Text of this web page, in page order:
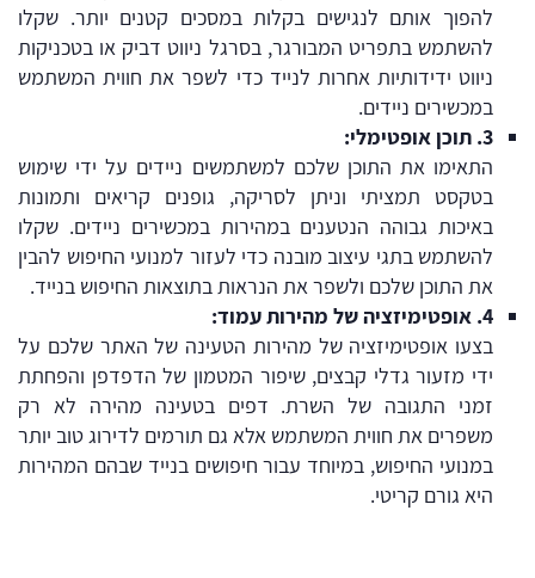
להפוך אותם לנגישים בקלות במסכים קטנים יותר. שקלו
להשתמש בתפריט המבורגר, בסרגל ניווט דביק או בטכניקות
ניווט ידידותיות אחרות לנייד כדי לשפר את חווית המשתמש
במכשירים ניידים.
3
. תוכן אופטימלי:
התאימו את התוכן שלכם למשתמשים ניידים על ידי שימוש
בטקסט תמציתי וניתן לסריקה, גופנים קריאים ותמונות
באיכות גבוהה הנטענים במהירות במכשירים ניידים. שקלו
להשתמש בתגי עיצוב מובנה כדי לעזור למנועי החיפוש להבין
את התוכן שלכם ולשפר את הנראות בתוצאות החיפוש בנייד.
4
. אופטימיזציהשל מהירותעמוד:
בצעו אופטימיזציה של מהירות הטעינה של האתר שלכם על
ידי מזעור גדלי קבצים, שיפור המטמון של הדפדפן והפחתת
זמני התגובה של השרת. דפים בטעינה מהירה לא רק
משפרים את חווית המשתמש אלא גם תורמים לדירוג טוב יותר
במנועי החיפוש, במיוחד עבור חיפושים בנייד שבהם המהירות
היא גורם קריטי.